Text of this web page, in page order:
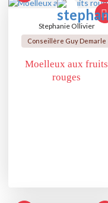
Stephanie Ollivier
Conseillère Guy Demarle
Moelleux aux fruits
rouges